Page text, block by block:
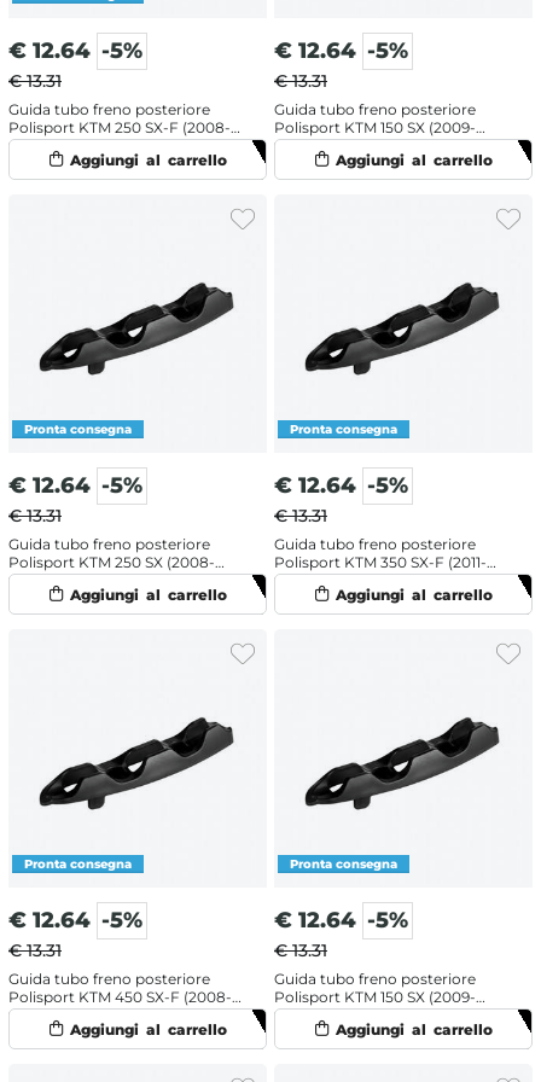
€ 12.64 -5%
€ 13.31
Guida tubo freno posteriore
Polisport KTM 250 SX-F (2008-
2022) Nero
€ 12.64 -5%
€ 13.31
Guida tubo freno posteriore
Polisport KTM 150 SX (2009-
2022) Arancione
€ 12.64 -5%
€ 13.31
Guida tubo freno posteriore
Polisport KTM 250 SX (2008-
2022) Nero
€ 12.64 -5%
€ 13.31
Guida tubo freno posteriore
Polisport KTM 350 SX-F (2011-
2022) Nero
€ 12.64 -5%
€ 13.31
Guida tubo freno posteriore
Polisport KTM 450 SX-F (2008-
2022) Nero
€ 12.64 -5%
€ 13.31
Guida tubo freno posteriore
Polisport KTM 150 SX (2009-
2022) Nero